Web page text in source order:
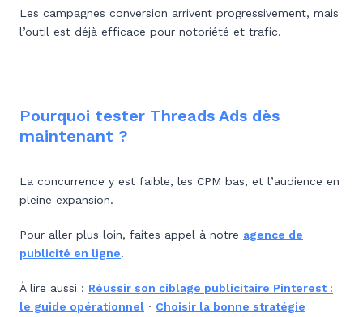
Les campagnes conversion arrivent progressivement, mais
l’outil est déjà efficace pour notoriété et trafic.
Pourquoi tester Threads Ads dès
maintenant ?
La concurrence y est faible, les CPM bas, et l’audience en
pleine expansion.
Pour aller plus loin, faites appel à notre agence de
publicité en ligne.
À lire aussi : Réussir son ciblage publicitaire Pinterest :
le guide opérationnel · Choisir la bonne stratégie